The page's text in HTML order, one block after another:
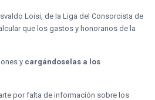
Loisi, de la Liga del Consorcista de
que los gastos y honorarios de la
y cargándoselas a los
por falta de información sobre los